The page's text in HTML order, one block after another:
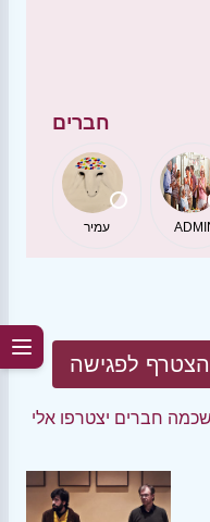
חברים
עמיר
הצטרף לפגישה
חברים יצטרפו אלי